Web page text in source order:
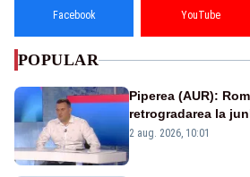
Facebook YouTube
POPULAR
Piperea (AUR):
retrogradarea la
catastrofă pentru
2 aug. 2026, 10:01